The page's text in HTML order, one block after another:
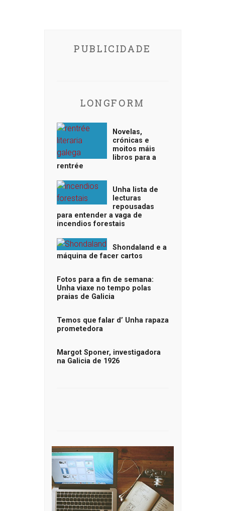
PUBLICIDADE
LONGFORM
Novelas,
crónicas e
moitos máis
libros para a
rentrée
Unha lista de
lecturas
repousadas
para entender a vaga de
incendios forestais
Shondaland e a
máquina de facer cartos
Fotos para a fin de semana:
Unha viaxe no tempo polas
praias de Galicia
Temos que falar d’ Unha rapaza
prometedora
Margot Sponer, investigadora
na Galicia de 1926